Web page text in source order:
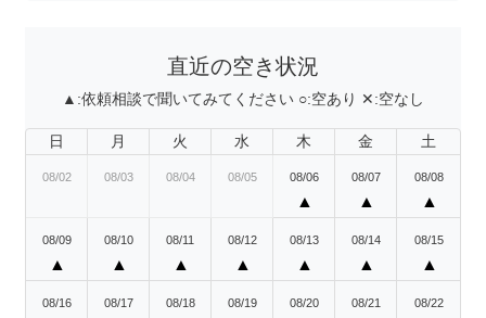
直近の空き状況
▲:依頼相談で聞いてみてください ○:空あり ✕:空なし
日 月 火 水 木 金 土
08/02 08/03 08/04 08/05 08/06
▲
08/07
▲
08/08
▲
08/09
▲
08/10
▲
08/11
▲
08/12
▲
08/13
▲
08/14
▲
08/15
▲
08/16 08/17 08/18 08/19 08/20 08/21 08/22